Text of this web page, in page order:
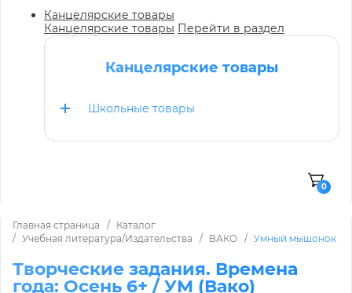
Канцелярские товары
Канцелярские товары Перейти в раздел
Канцелярские товары
Школьные товары
0
Главная страница
Каталог
Учебная литература/Издательства
ВАКО Умный мышонок
Творческие задания. Времена
года: Осень 6+ / УМ (Вако)